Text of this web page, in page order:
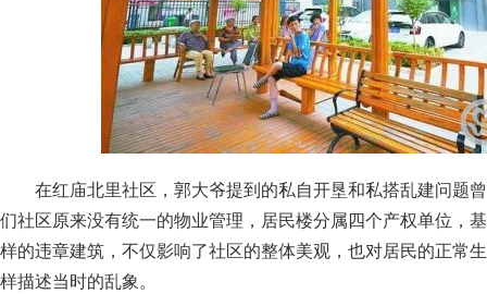
在红庙北里社区，郭大爷提到的私自开垦和私搭乱建问题
们社区原来没有统一的物业管理，居民楼分属四个产权单位，
样的违章建筑，不仅影响了社区的整体美观，也对居民的正常
样描述当时的乱象。